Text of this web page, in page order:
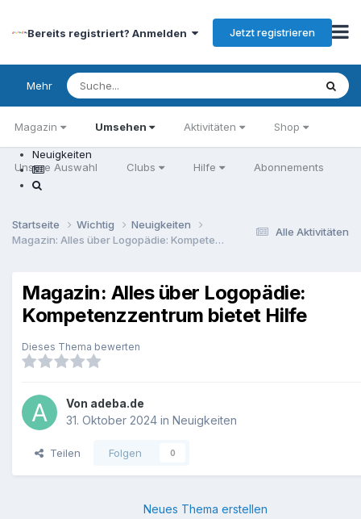
Bereits registriert? Anmelden Jetzt registrieren
Mehr
Magazin Umsehen Aktivitäten Shop
Unsere Auswahl Clubs Hilfe Abonnements
Neuigkeiten
Alle Aktivitäten
Startseite Wichtig
Neuigkeiten
Magazin: Alles über Logopädie: Kompetenzzentrum bietet Hilfe
Magazin: Alles über Logopädie:
Kompetenzzentrum bietet Hilfe
Dieses Thema bewerten
Von adeba.de
31. Oktober 2024 in Neuigkeiten
Teilen Folgen 0
Neues Thema erstellen